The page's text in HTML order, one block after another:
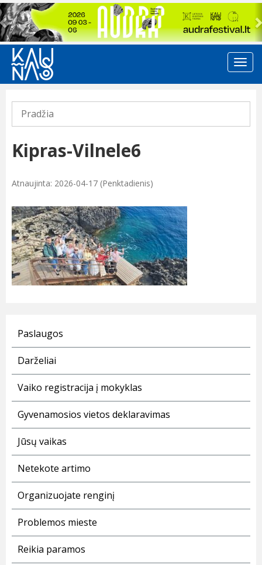
Previous
Pradžia
Kipras-Vilnele6
Atnaujinta: 2026-04-17 (Penktadienis)
Paslaugos
Darželiai
Vaiko registracija į mokyklas
Gyvenamosios vietos deklaravimas
Jūsų vaikas
Netekote artimo
Organizuojate renginį
Problemos mieste
Reikia paramos